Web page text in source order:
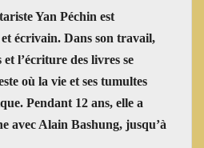
Yan Péchin est
écrivain. Dans son travail,
l’écriture des livres se
où la vie et ses tumultes
Pendant 12 ans, elle a
avec Alain Bashung, jusqu’à